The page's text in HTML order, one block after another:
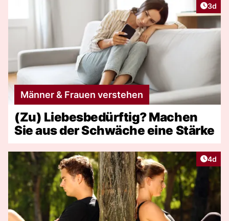
3d
Männer & Frauen verstehen
(Zu) Liebesbedürftig? Machen
Sie aus der Schwäche eine Stärke
4d